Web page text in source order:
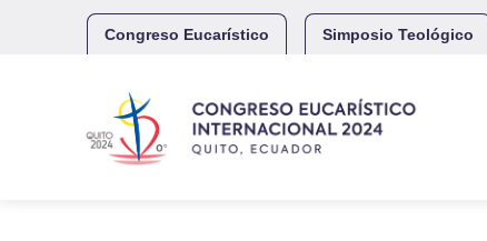
Congreso Eucarístico Simposio Teológico